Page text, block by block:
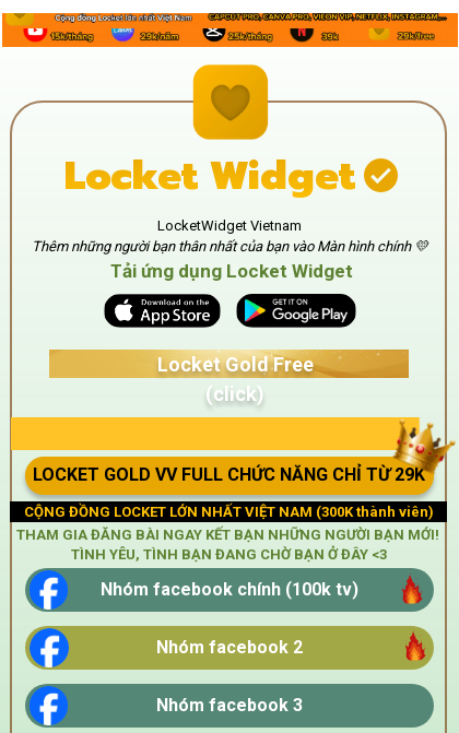
LocketWidget Vietnam
Thêm những người bạn thân nhất của bạn vào Màn hình chính 💛
LOCKET GOLD VV FULL CHỨC NĂNG CHỈ TỪ 29K
Locket Widget
CỘNG ĐỒNG LOCKET LỚN NHẤT VIỆT NAM (300K thành viên)
TÌNH YÊU, TÌNH BẠN ĐANG CHỜ BẠN Ở ĐÂY <3
Tải ứng dụng Locket Widget
Nhóm facebook chính (100k tv)
Nhóm facebook 2
Nhóm facebook 3
THAM GIA ĐĂNG BÀI NGAY KẾT BẠN NHỮNG NGƯỜI BẠN MỚI!
Locket Gold Free
(click)